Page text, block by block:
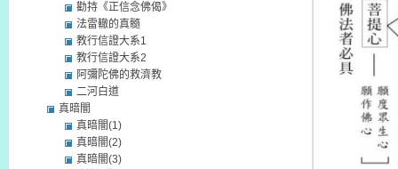
勸持《正信念佛偈》
法雷轍的真髓
教行信證大系1
教行信證大系2
阿彌陀佛的救濟教
二河白道
真暗闇
真暗闇(1)
真暗闇(2)
真暗闇(3)